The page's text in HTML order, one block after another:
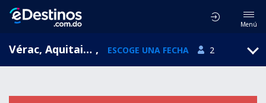
Menú
Vérac, Aquitaine, Francia , ESCOGE UNA FECHA 2